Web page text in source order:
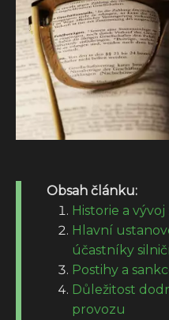
Obsah článku:
Historie a vývoj
Hlavní
účastníky
Postihy a
Důležitost
provozu